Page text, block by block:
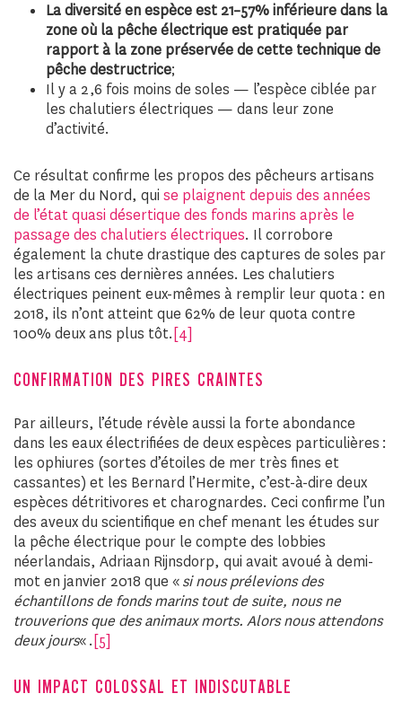
La diversité en espèce est 21–57% inférieure dans la
zone où la pêche électrique est pratiquée par
rapport à la zone préservée de cette technique de
pêche destructrice;
Il y a 2,6 fois moins de soles — l’espèce ciblée par
les chalutiers électriques — dans leur zone
d’activité.
Ce résultat confirme les propos des pêcheurs artisans
de la Mer du Nord, qui se plaignent depuis des années
de l’état quasi désertique des fonds marins après le
passage des chalutiers électriques. Il corrobore
également la chute drastique des captures de soles par
les artisans ces dernières années. Les chalutiers
électriques peinent eux-mêmes à remplir leur quota : en
2018, ils n’ont atteint que 62% de leur quota contre
100% deux ans plus tôt. [4]
CONFIRMATION DES PIRES CRAINTES
Par ailleurs, l’étude révèle aussi la forte abondance
dans les eaux électrifiées de deux espèces particulières :
les ophiures (sortes d’étoiles de mer très fines et
cassantes) et les Bernard l’Hermite, c’est-à-dire deux
espèces détritivores et charognardes. Ceci confirme l’un
des aveux du scientifique en chef menant les études sur
la pêche électrique pour le compte des lobbies
néerlandais, Adriaan Rijnsdorp, qui avait avoué à demi-
mot en janvier 2018 que «si nous prélevions des
échantillons de fonds marins tout de suite, nous ne
trouverions que des animaux morts. Alors nous attendons
deux jours« . [5]
UN IMPACT COLOSSAL ET INDISCUTABLE